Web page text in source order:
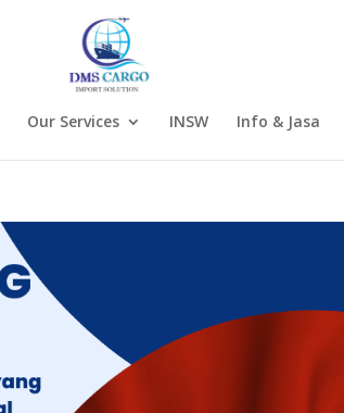
Our Services INSW Info & Jasa